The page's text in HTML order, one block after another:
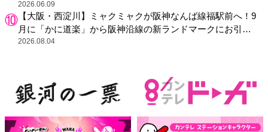
2026.06.09
【大阪・西淀川】ミャクミャクが阪神なんば線福駅前へ！9
月に「かに道楽」から阪神沿線の新ランドマークにお引っ
越し
2026.08.04